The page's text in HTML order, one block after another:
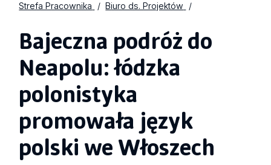
Strefa Pracownika
Biuro ds. Projektów
Bajeczna podróż do
Neapolu: łódzka
polonistyka
promowała język
polski we Włoszech